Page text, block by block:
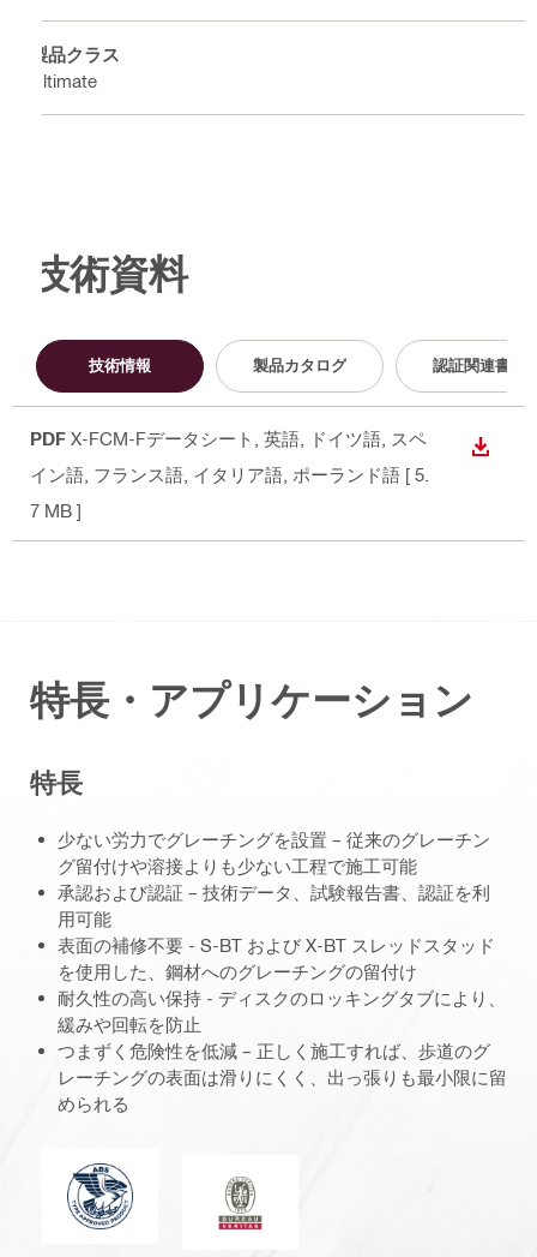
製品クラス
Ultimate
技術資料
技術情報 製品カタログ 認証関連書類
PDF X-FCM-Fデータシート
, 英語, ドイツ語, スペ
イン語, フランス語, イタリア語, ポーランド語 [ 5.
7 MB ]
ダウン
特長・アプリケーション
特長
少ない労力でグレーチングを設置 – 従来のグレーチン
グ留付けや溶接よりも少ない工程で施工可能
承認および認証 – 技術データ、試験報告書、認証を利
用可能
表面の補修不要 - S-BT および X-BT スレッドスタッド
を使用した、鋼材へのグレーチングの留付け
耐久性の高い保持 - ディスクのロッキングタブにより、
緩みや回転を防止
つまずく危険性を低減 – 正しく施工すれば、歩道のグ
レーチングの表面は滑りにくく、出っ張りも最小限に留
められる
アメリカ船級協会 ビュロー ヴェリタス